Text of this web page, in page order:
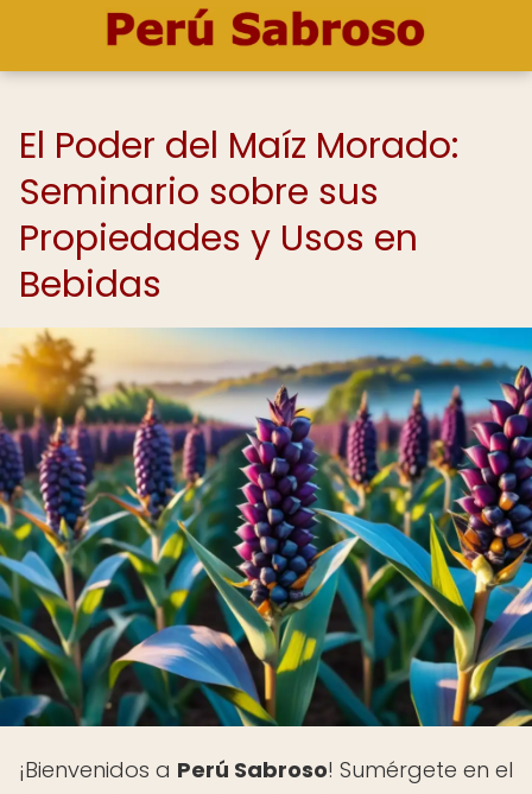
El Poder del Maíz Morado:
Seminario sobre sus
Propiedades y Usos en
Bebidas
¡Bienvenidos a Perú Sabroso! Sumérgete en el